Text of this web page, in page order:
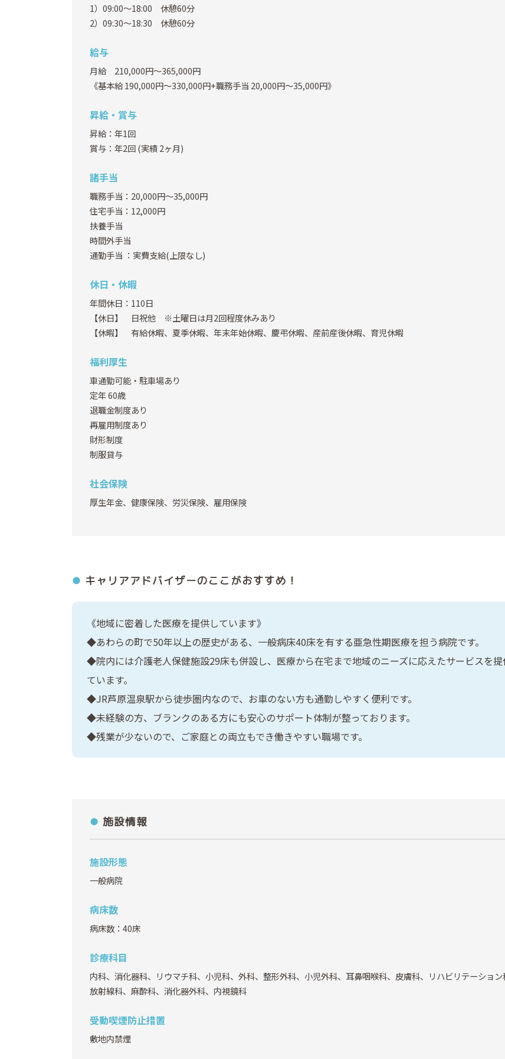
1）09:00～18:00 休憩60分
2）09:30～18:30 休憩60分
給与
月給 210,000円～365,000円
《基本給 190,000円～330,000円+職務手当 20,000円～35,000円》
昇給・賞与
昇給：年1回
賞与：年2回(実績 2ヶ月)
諸手当
職務手当：20,000円～35,000円
住宅手当：12,000円
扶養手当
時間外手当
通勤手当 ：実費支給(上限なし)
休日・休暇
年間休日：110日
【休日】 日祝他 ※土曜日は月2回程度休みあり
【休暇】 有給休暇、夏季休暇、年末年始休暇、慶弔休暇、産前産後休暇、育児休暇
福利厚生
車通勤可能・駐車場あり
定年 60歳
退職金制度あり
再雇用制度あり
財形制度
制服貸与
社会保険
厚生年金、健康保険、労災保険、雇用保険
キャリアアドバイザーのここがおすすめ！
《地域に密着した医療を提供しています》
◆あわらの町で50年以上の歴史がある、一般病床40床を有する亜急性期医療を担う病院です。
◆院内には介護老人保健施設29床も併設し、医療から在宅まで地域のニーズに応えたサービスを提
ています。
◆JR芦原温泉駅から徒歩圏内なので、お車のない方も通勤しやすく便利です。
◆未経験の方、ブランクのある方にも安心のサポート体制が整っております。
◆残業が少ないので、ご家庭との両立もでき働きやすい職場です。
施設情報
施設形態
一般病院
病床数
病床数：40床
診療科目
内科、消化器科、リウマチ科、小児科、外科、整形外科、小児外科、耳鼻咽喉科、皮膚科、リハビリテーション
放射線科、麻酔科、消化器外科、内視鏡科
受動喫煙防止措置
敷地内禁煙